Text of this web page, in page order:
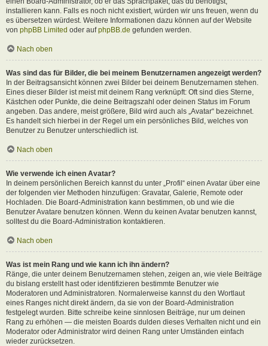
installieren kann. Falls es noch nicht existiert, würden wir uns freuen, wenn du
es übersetzen würdest. Weitere Informationen dazu können auf der Website
von phpBB Limited oder aufphpBB.de gefunden werden.
Nach oben
Was sind das für Bilder, die bei meinem Benutzernamen angezeigt werden?
In der Beitragsansicht können zwei Bilder bei deinem Benutzernamen stehen.
Eines dieser Bilder ist meist mit deinem Rang verknüpft: Oft sind dies Sterne,
Kästchen oder Punkte, die deine Beitragszahl oder deinen Status im Forum
angeben. Das andere, meist größere, Bild wird auch als „Avatar“ bezeichnet.
Es handelt sich hierbei in der Regel um ein persönliches Bild, welches von
Benutzer zu Benutzer unterschiedlich ist.
Nach oben
Wie verwende ich einen Avatar?
In deinem persönlichen Bereich kannst du unter „Profil“ einen Avatar über eine
der folgenden vier Methoden hinzufügen: Gravatar, Galerie, Remote oder
Hochladen. Die Board-Administration kann bestimmen, ob und wie die
Benutzer Avatare benutzen können. Wenn du keinen Avatar benutzen kannst,
solltest du die Board-Administration kontaktieren.
Nach oben
Was ist mein Rang und wie kann ich ihn ändern?
Ränge, die unter deinem Benutzernamen stehen, zeigen an, wie viele Beiträge
du bislang erstellt hast oder identifizieren bestimmte Benutzer wie
Moderatoren und Administratoren. Normalerweise kannst du den Wortlaut
eines Ranges nicht direkt ändern, da sie von der Board-Administration
festgelegt wurden. Bitte schreibe keine sinnlosen Beiträge, nur um deinen
Rang zu erhöhen — die meisten Boards dulden dieses Verhalten nicht und ein
Moderator oder Administrator wird deinen Rang unter Umständen einfach
wieder zurücksetzen.